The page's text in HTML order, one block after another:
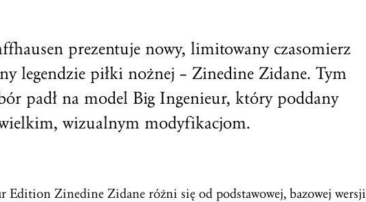
prezentuje nowy, limitowany czasomierz
legendzie piłki nożnej – Zinedine Zidane. Tym
padł na model Big Ingenieur, który poddany
wizualnym modyfikacjom.
Edition Zinedine Zidane różni się od podstawowej, bazowej wersji